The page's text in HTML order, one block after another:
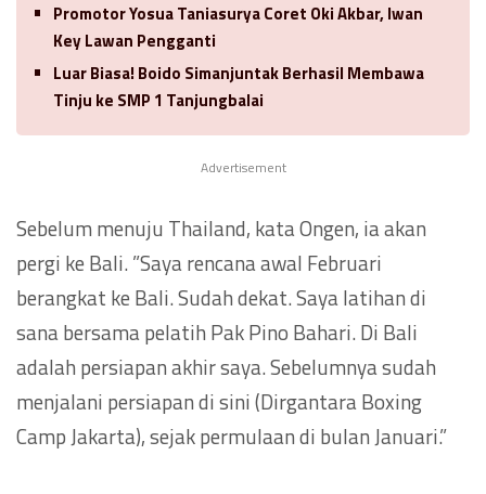
Promotor Yosua Taniasurya Coret Oki Akbar, Iwan
Key Lawan Pengganti
Luar Biasa! Boido Simanjuntak Berhasil Membawa
Tinju ke SMP 1 Tanjungbalai
Advertisement
Sebelum menuju Thailand, kata Ongen, ia akan
pergi ke Bali. ”Saya rencana awal Februari
berangkat ke Bali. Sudah dekat. Saya latihan di
sana bersama pelatih Pak Pino Bahari. Di Bali
adalah persiapan akhir saya. Sebelumnya sudah
menjalani persiapan di sini (Dirgantara Boxing
Camp Jakarta), sejak permulaan di bulan Januari.”